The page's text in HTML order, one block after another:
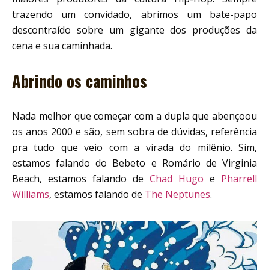
trazendo um convidado, abrimos um bate-papo
descontraído sobre um gigante dos produções da
cena e sua caminhada.
Abrindo os caminhos
Nada melhor que começar com a dupla que abençoou
os anos 2000 e são, sem sobra de dúvidas, referência
pra tudo que veio com a virada do milênio. Sim,
estamos falando do Bebeto e Romário de Virginia
Beach, estamos falando de Chad Hugo e Pharrell
Williams, estamos falando de The Neptunes.